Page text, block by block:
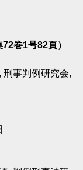
巻1号82頁）
刑事判例研究会,